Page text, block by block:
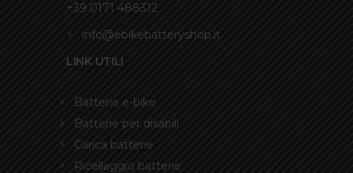
+39 0171 488312
info@ebikebatteryshop.it
LINK UTILI
Batterie e-bike
Batterie per disabili
Carica batterie
Ricellaggio batterie